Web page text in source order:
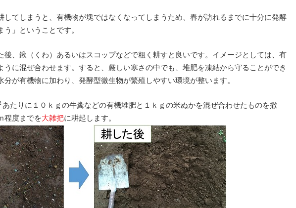
してしまうと、有機物が塊ではなくなってしまうため、春が訪れるまでに十分に発酵
」ということです。
後、鍬（くわ）あるいはスコップなどで粗く耕すと良いです。イメージとしては、有
うに混ぜ合わせます。すると、厳しい寒さの中でも、堆肥を凍結から守ることができ
分が有機物に加わり、発酵型微生物が繁殖しやすい環境が整います。
あたりに１０ｋｇの牛糞などの有機堆肥と１ｋｇの米ぬかを混ぜ合わせたものを撒
程度までを大雑把に耕起します。